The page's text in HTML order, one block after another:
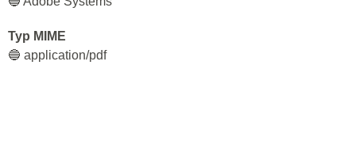
Typ MIME
🔵 application/pdf